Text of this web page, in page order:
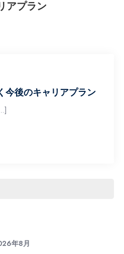
アプラン
今後のキャリアプラン
年8月